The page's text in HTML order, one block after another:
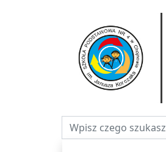
Fraza do wyszukiwania